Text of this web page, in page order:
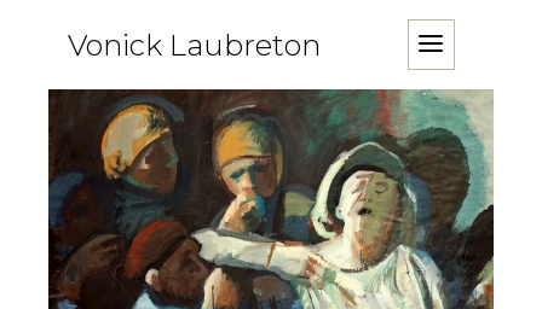
Vonick Laubreton